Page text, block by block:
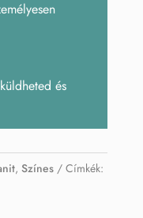
és
, Színes
Címkék: